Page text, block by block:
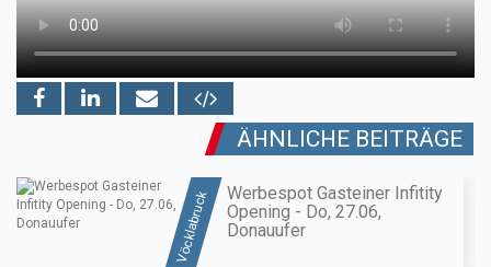
ÄHNLICHE BEITRÄGE
Vöcklabruck
Werbespot Gasteiner Infitity
Opening - Do, 27.06,
Donauufer